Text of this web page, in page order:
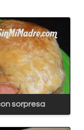
sorpresa